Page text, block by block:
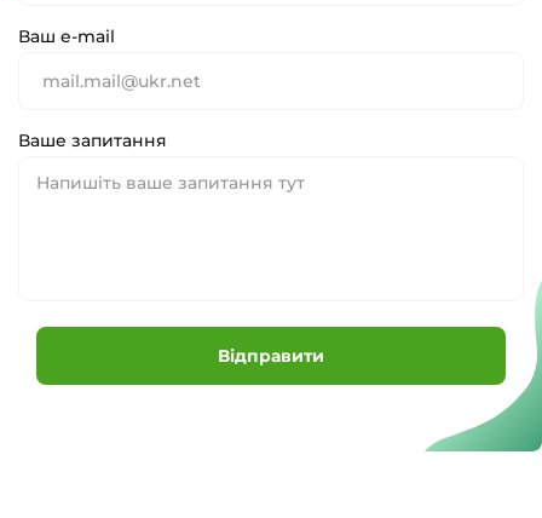
Ваш e-mail
Ваше запитання
Відправити